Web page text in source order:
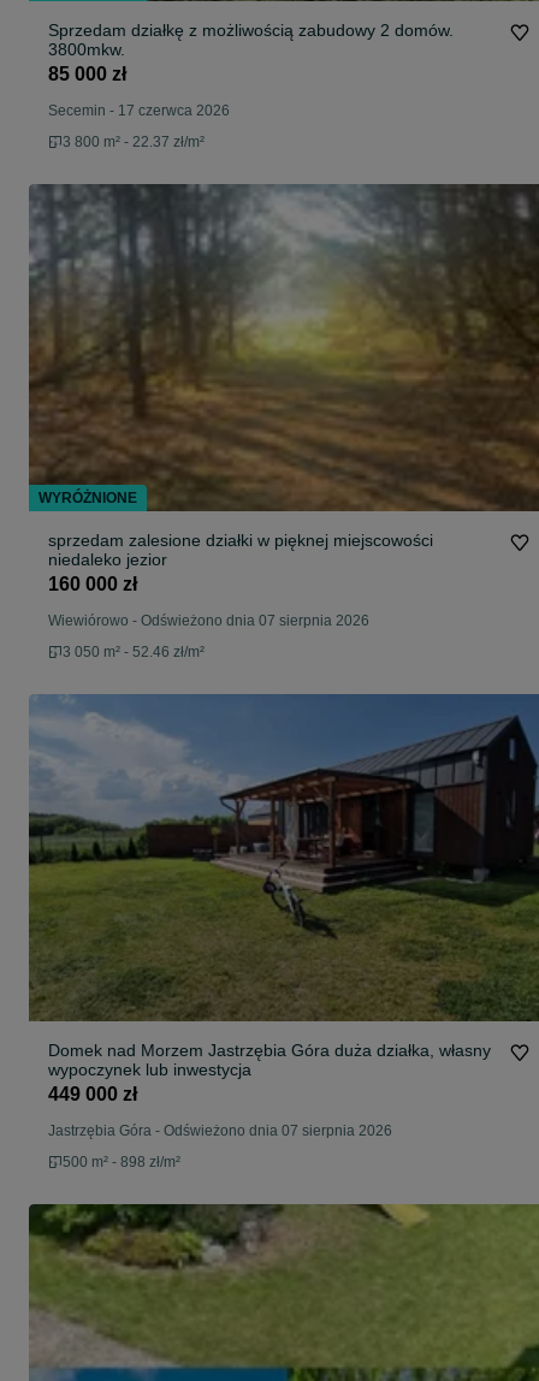
Sprzedam działkę z możliwością zabudowy 2 domów.
3800mkw.
85 000 zł
Secemin - 17 czerwca 2026
3 800 m² - 22.37 zł/m²
sprzedam zalesione działki w pięknej miejscowości
niedaleko jezior
160 000 zł
Wiewiórowo - Odświeżono dnia 07 sierpnia 2026
3 050 m² - 52.46 zł/m²
Domek nad Morzem Jastrzębia Góra duża działka, własny
wypoczynek lub inwestycja
449 000 zł
Jastrzębia Góra - Odświeżono dnia 07 sierpnia 2026
500 m² - 898 zł/m²
WYRÓŻNIONE